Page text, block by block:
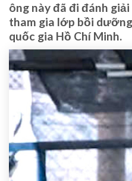
ông này đã đi đánh
tham gia lớp bồi
quốc gia Hồ Chí Minh.